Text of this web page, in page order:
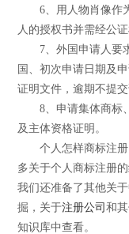
6、用人物肖像作为
人的授权书并需经公证
7、外国申请人要求
国、初次申请日期及
证明文件，逾期不提
8、申请集体商标、
及主体资格证明。
个人怎样商标注册
多关于个人商标注册
我们还准备了其他关
掘，关于注册公司和
知识库中查看。